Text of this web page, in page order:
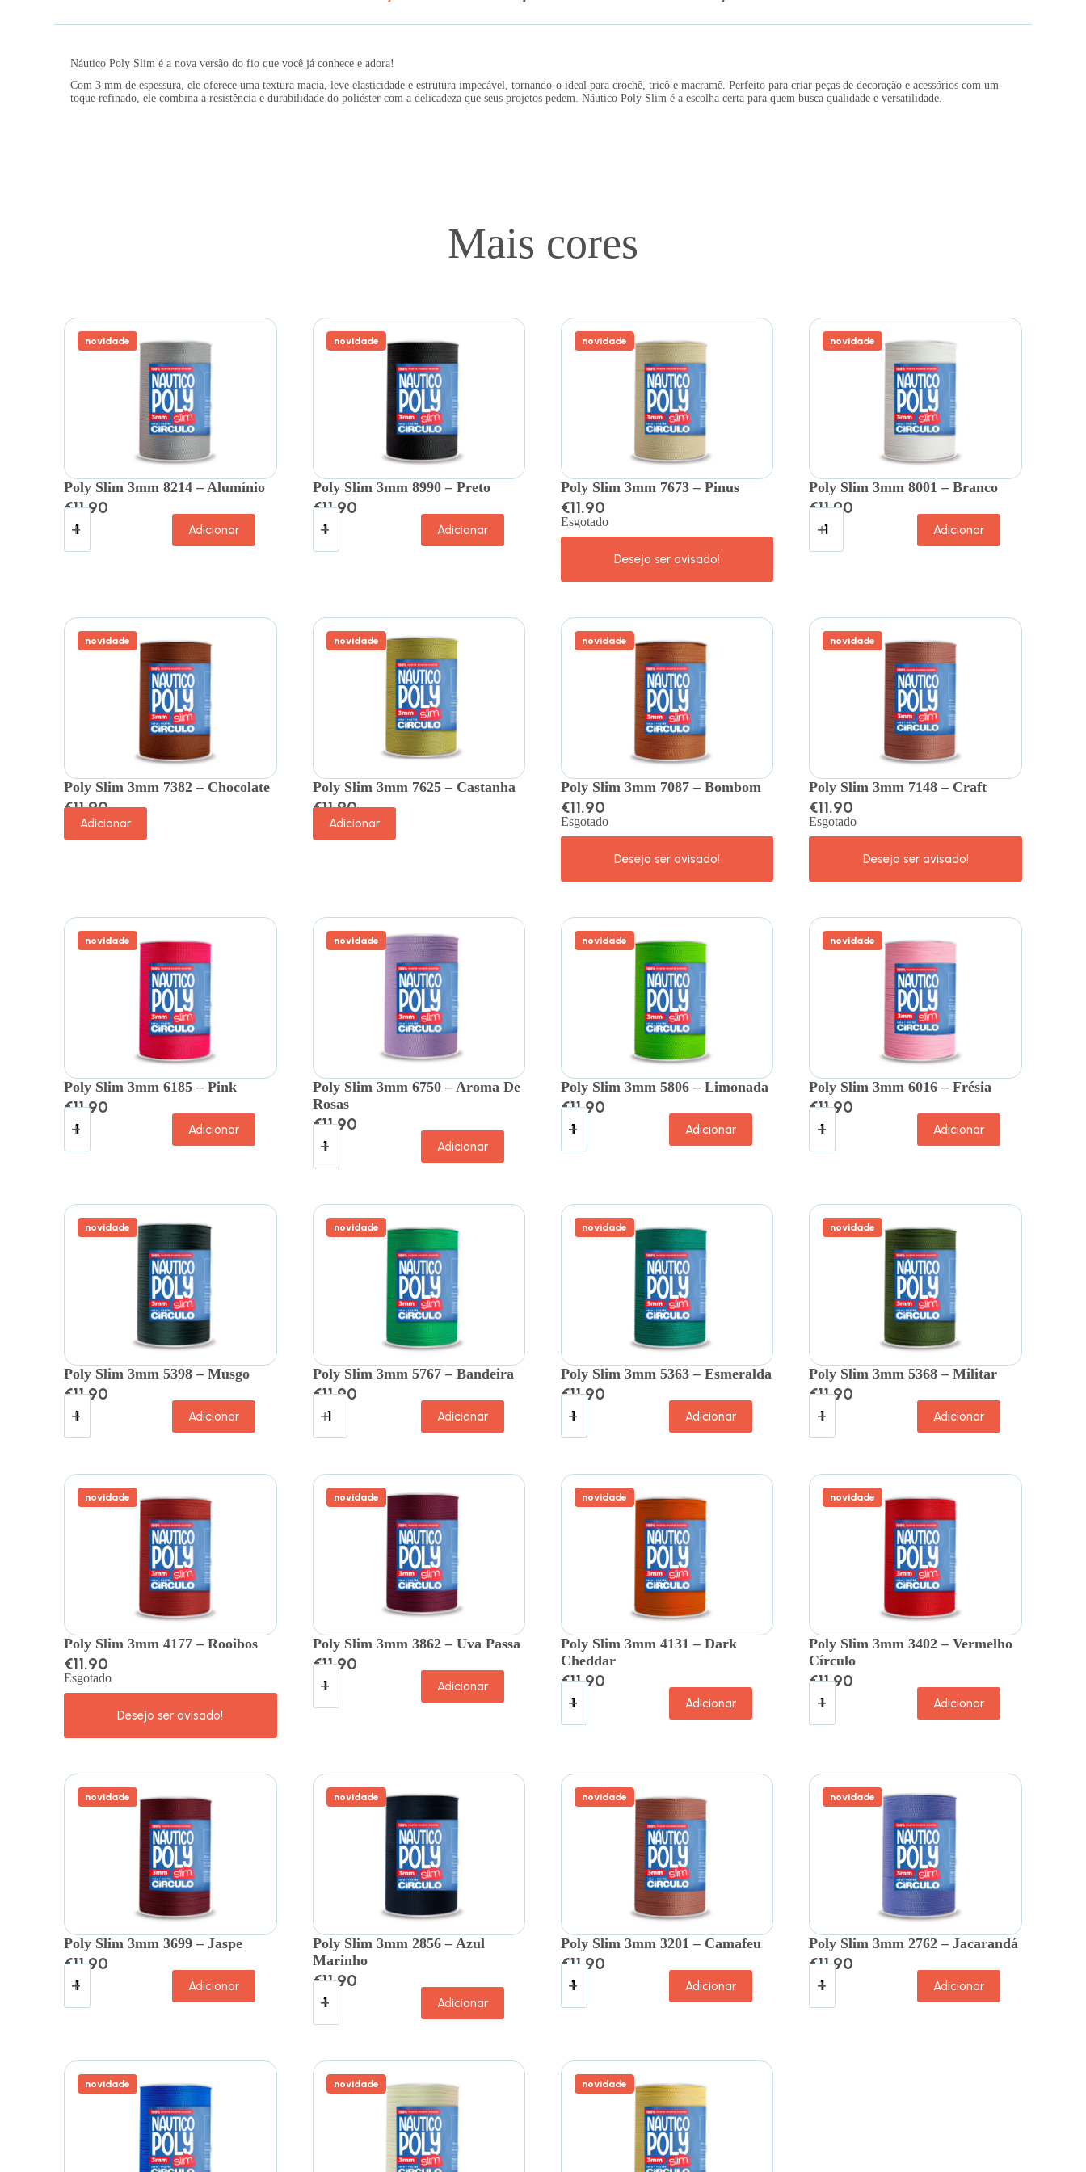
Náutico Poly Slim é a nova versão do fio que você já conhece e adora!
Com 3 mm de espessura, ele oferece uma textura macia, leve elasticidade e estrutura impecável, tornando-o ideal para crochê, tricô e macramê. Perfeito para criar peças de decoração e acessórios com um
toque refinado, ele combina a resistência e durabilidade do poliéster com a delicadeza que seus projetos pedem. Náutico Poly Slim é a escolha certa para quem busca qualidade e versatilidade.
Mais cores
novidade
Poly Slim 3mm 8214 – Alumínio
€11.90
Adicionar
novidade
Poly Slim 3mm 8990 – Preto
€11.90
Adicionar
novidade
Poly Slim 3mm 7673 – Pinus
€11.90
Esgotado
novidade
Poly Slim 3mm 8001 – Branco
€11.90
Adicionar
novidade
Poly Slim 3mm 7382 – Chocolate
€11.90
Adicionar
novidade
Poly Slim 3mm 7625 – Castanha
€11.90
Adicionar
novidade
Poly Slim 3mm 7087 – Bombom
€11.90
Esgotado
novidade
Poly Slim 3mm 7148 – Craft
€11.90
Esgotado
novidade
Poly Slim 3mm 6185 – Pink
€11.90
Adicionar
novidade
Poly Slim 3mm 6750 – Aroma De
Rosas
€11.90
Adicionar
novidade
Poly Slim 3mm 5806 – Limonada
€11.90
Adicionar
novidade
Poly Slim 3mm 6016 – Frésia
€11.90
Adicionar
novidade
Poly Slim 3mm 5398 – Musgo
€11.90
Adicionar
novidade
Poly Slim 3mm 5767 – Bandeira
€11.90
Adicionar
novidade
Poly Slim 3mm 5363 – Esmeralda
€11.90
Adicionar
novidade
Poly Slim 3mm 5368 – Militar
€11.90
Adicionar
novidade
Poly Slim 3mm 4177 – Rooibos
€11.90
Esgotado
novidade
Poly Slim 3mm 3862 – Uva Passa
€11.90
Adicionar
novidade
Poly Slim 3mm 4131 – Dark
Cheddar
€11.90
Adicionar
novidade
Poly Slim 3mm 3402 – Vermelho
Círculo
€11.90
Adicionar
novidade
Poly Slim 3mm 3699 – Jaspe
€11.90
Adicionar
novidade
Poly Slim 3mm 2856 – Azul
Marinho
€11.90
Adicionar
novidade
Poly Slim 3mm 3201 – Camafeu
€11.90
Adicionar
novidade
Poly Slim 3mm 2762 – Jacarandá
€11.90
Adicionar
novidade novidade novidade